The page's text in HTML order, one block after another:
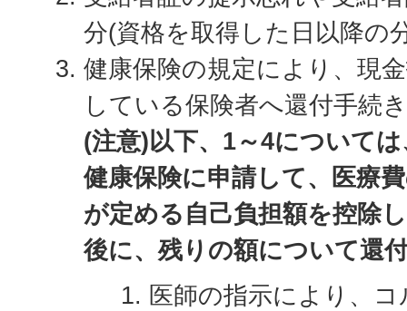
分(資格を取得した日以降の
健康保険の規定により、現
している保険者へ還付手続
(注意)以下、1～4について
健康保険に申請して、医療
が定める自己負担額を控除
後に、残りの額について還
医師の指示により、